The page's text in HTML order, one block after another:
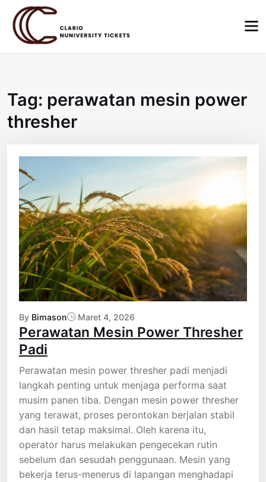
content
Tag: perawatan mesin power
thresher
By Bimason Maret 4, 2026
Perawatan Mesin Power Thresher
Padi
Perawatan mesin power thresher padi menjadi
langkah penting untuk menjaga performa saat
musim panen tiba. Dengan mesin power thresher
yang terawat, proses perontokan berjalan stabil
dan hasil tetap maksimal. Oleh karena itu,
operator harus melakukan pengecekan rutin
sebelum dan sesudah penggunaan. Mesin yang
bekerja terus-menerus di lapangan menghadapi